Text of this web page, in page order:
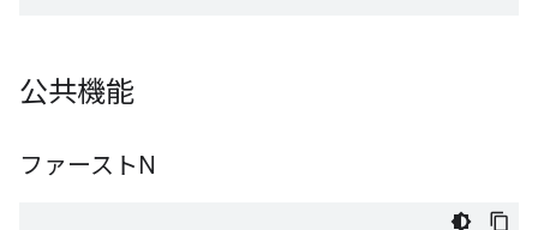
公共機能
ファーストN